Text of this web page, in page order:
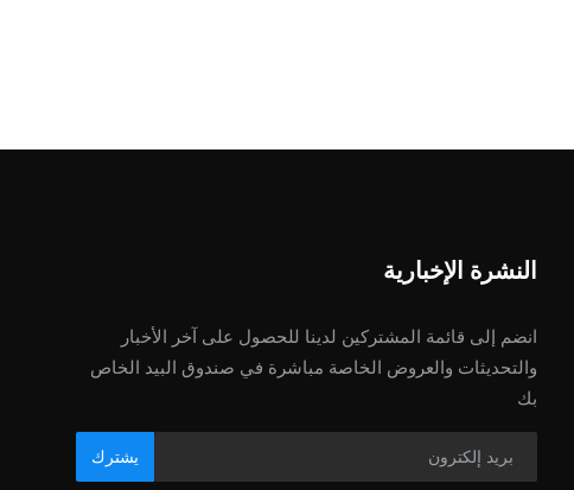
النشرة الإخبارية
انضم إلى قائمة المشتركين لدينا للحصول على آخر الأخبار
والتحديثات والعروض الخاصة مباشرة في صندوق البيد الخاص
بك
يشترك